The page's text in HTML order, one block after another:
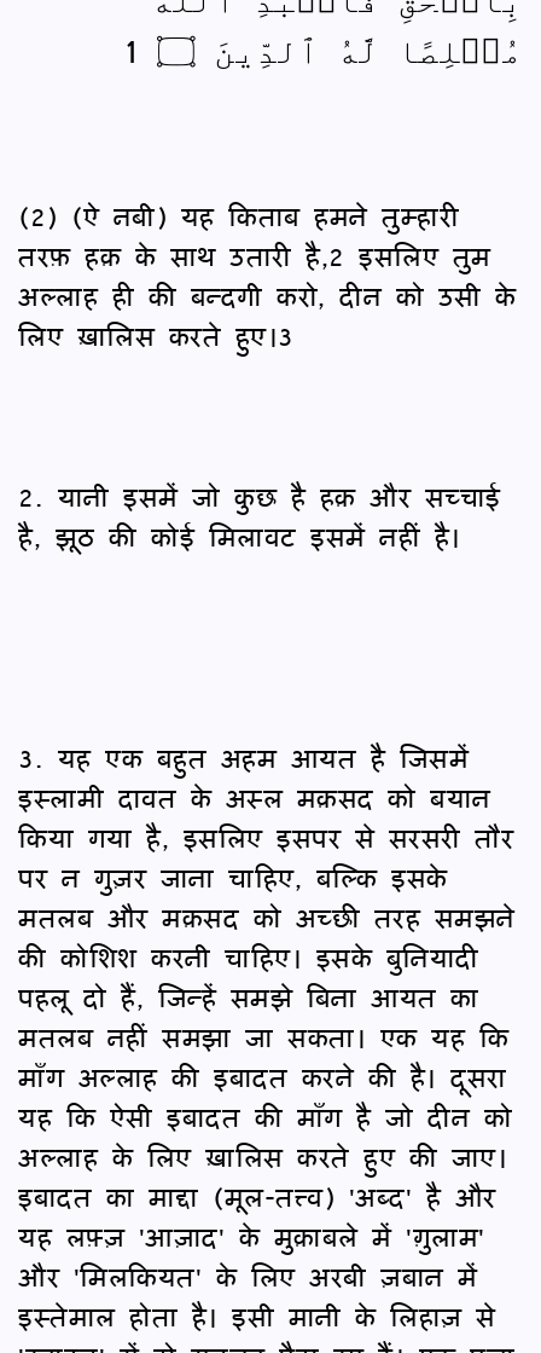
مُخۡلِصًا لَّهُ ٱلدِّينَ ۝ 1
(2) (ऐ नबी) यह किताब हमने तुम्हारी
तरफ़ हक़ के साथ उतारी है,2 इसलिए तुम
अल्लाह ही की बन्दगी करो, दीन को उसी के
लिए ख़ालिस करते हुए।3
2. यानी इसमें जो कुछ है हक़ और सच्चाई
है, झूठ की कोई मिलावट इसमें नहीं है।
3. यह एक बहुत अहम आयत है जिसमें
इस्लामी दावत के अस्ल मक़सद को बयान
किया गया है, इसलिए इसपर से सरसरी तौर
पर न गुज़र जाना चाहिए, बल्कि इसके
मतलब और मक़सद को अच्छी तरह समझने
की कोशिश करनी चाहिए। इसके बुनियादी
पहलू दो हैं, जिन्हें समझे बिना आयत का
मतलब नहीं समझा जा सकता। एक यह कि
माँग अल्लाह की इबादत करने की है। दूसरा
यह कि ऐसी इबादत की माँग है जो दीन को
अल्लाह के लिए ख़ालिस करते हुए की जाए।
इबादत का माद्दा (मूल-तत्त्व) 'अब्द' है और
यह लफ़्ज़ 'आज़ाद' के मुक़ाबले में 'ग़ुलाम'
और 'मिलकियत' के लिए अरबी ज़बान में
इस्तेमाल होता है। इसी मानी के लिहाज़ से